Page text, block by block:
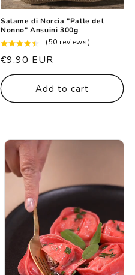
Salame di Norcia "Palle del
Nonno" Ansuini 300g
(50 reviews)
List
price
€9,90 EUR
Add to cart